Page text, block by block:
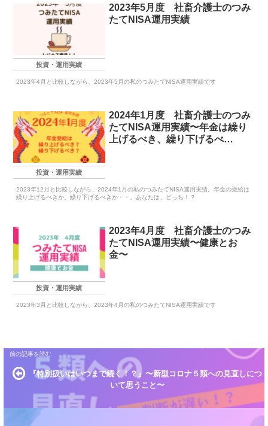
投資・運用実績
2023年5月度 社畜介護士のつみ
たてNISA運用実績
2023年4月と比較しながら、2023年5月の私のつみたてNISA運用実績です
投資・運用実績
2024年1月度 社畜介護士のつみ
たてNISA運用実績〜年金は繰り
上げるべき、繰り下げるべ
2023年12月と比較しながら、2024年1月の私のつみたてNISA運用実績。年金の受給は
繰り上げるべきか、繰り下げるべきか・・。あなたは、どっち！？
投資・運用実績
2023年4月度 社畜介護士のつみ
たてNISA運用実績〜健康とお
金〜
2023年3月と比較しながら、2023年4月の私のつみたてNISA運用実績です
『特別扱いはいつまで続く！？』〜新型コロナ５類への見直しにつ
いて思うこと〜